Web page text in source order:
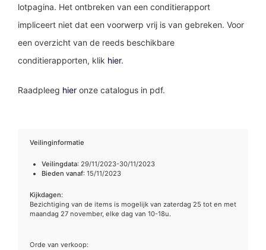
lotpagina. Het ontbreken van een conditierapport
impliceert niet dat een voorwerp vrij is van gebreken. Voor
een overzicht van de reeds beschikbare
conditierapporten, klik hier.
Raadpleeg hier onze catalogus in pdf.
Veilinginformatie
Veilingdata: 29/11/2023-30/11/2023
Bieden vanaf: 15/11/2023
Kijkdagen:
Bezichtiging van de items is mogelijk van zaterdag 25 tot en met
maandag 27 november, elke dag van 10-18u.
Orde van verkoop: